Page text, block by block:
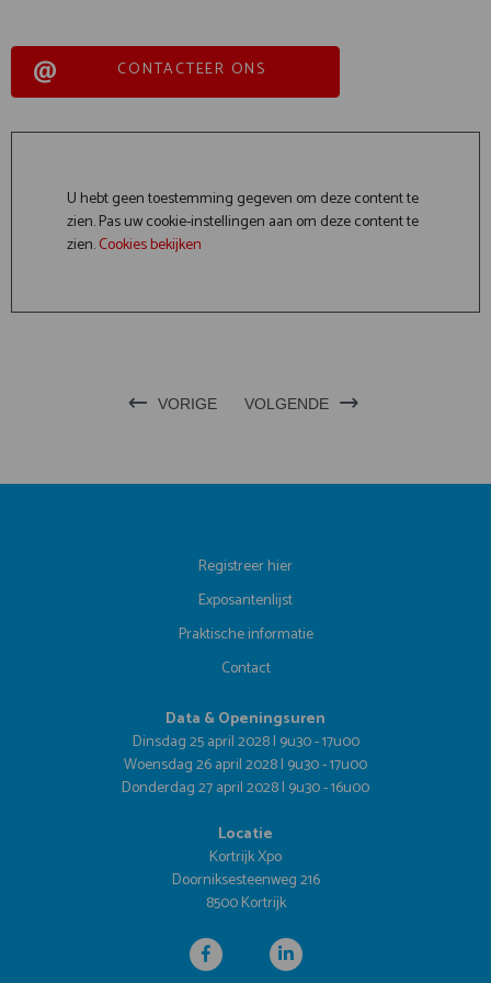
CONTACTEER ONS
U hebt geen toestemming gegeven om deze content te
zien. Pas uw cookie-instellingen aan om deze content te
zien.Cookies bekijken
VORIGE VOLGENDE
Registreer hier
Exposantenlijst
Praktische informatie
Contact
Data & Openingsuren
Dinsdag 25 april 2028 | 9u30 - 17u00
Woensdag 26 april 2028 | 9u30 - 17u00
Donderdag 27 april 2028 | 9u30 - 16u00
Locatie
Kortrijk Xpo
Doorniksesteenweg 216
8500 Kortrijk